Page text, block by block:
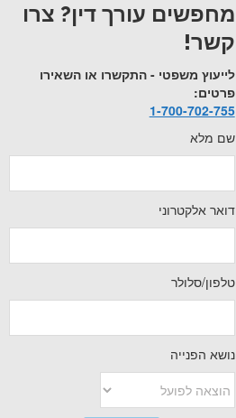
מחפשים עורך דין? צרו
קשר!
לייעוץ משפטי - התקשרו או השאירו
פרטים:
1-700-702-755
שם מלא
דואר אלקטרוני
טלפון/סלולר
נושא הפנייה